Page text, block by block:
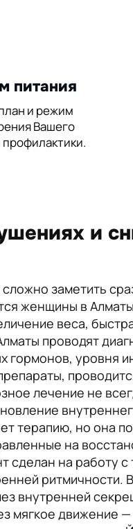
питания
и режим
Вашего
и
заметить
женщины в
веса,
проводят
уровня
лечение не
терапию, но она
на
сделан на работу
ритмичности.
внутренней
мягкое движение